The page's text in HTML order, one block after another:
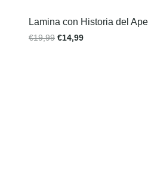
Lamina con Historia del
€19,99 €14,99